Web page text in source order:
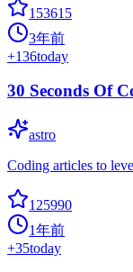
153615
3年前
+136today
30 Seconds Of
astro
Coding articles to
125990
1年前
+35today